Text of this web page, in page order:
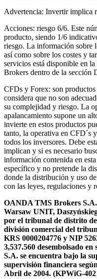
Advertencia: Invertir implica
Acciones: riesgo 6/6. Este
producto, siendo 1/6
riesgo. La información sobre
así como sobre los costes y
servicios está disponible en
Brokers dentro de la sección
CFDs y Forex: son
considera que no son
su complejidad y riesgo. La
apalancamiento supone un
invierte en estos productos
tanto, la operativa en CFD´s
todos los inversores. Debe
implican y si es necesario
información contenida en
específico y no pretende la
donde la distribución y uso
con las leyes, regulaciones y
OANDA TMS Brokers
Warsaw UNIT,
por el tribunal de distrito
división comercial del
KRS 0000204776 y NIP
3,537.560 desembolsado
S.A. se encuentra bajo la
supervisión financiera
Abril de 2004. (KPWiG-